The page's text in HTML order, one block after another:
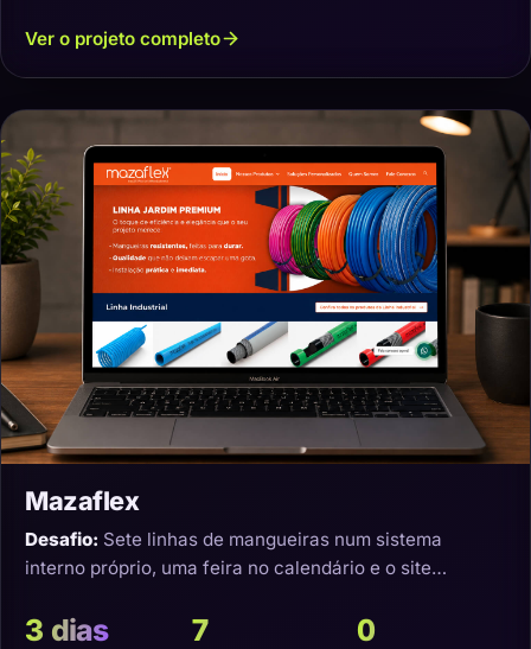
Ver o projeto completo
Mazaflex
Desafio: Sete linhas de mangueiras num sistema
interno próprio, uma feira no calendário e o site
3 dias 7 0